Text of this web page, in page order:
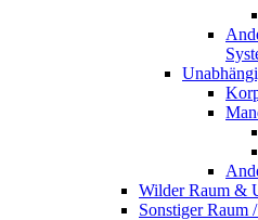
Wilder Raum &
Sonstiger Raum